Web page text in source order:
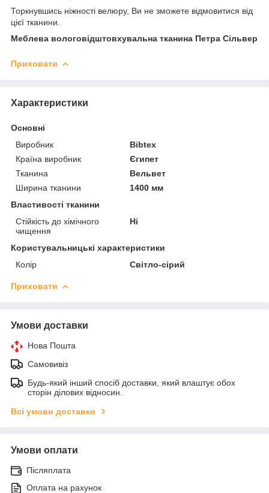
Торкнувшись ніжності велюру, Ви не зможете відмовитися від
цієї тканини.
Меблева вологовідштовхувальна тканина Петра Сільвер
Приховати
Характеристики
Основні
Виробник
Bibtex
Країна виробник
Єгипет
Тканина
Вельвет
Ширина тканини
1400 мм
Властивості тканини
Стійкість до хімічного
чищення
Ні
Користувальницькі характеристики
Колір
Світло-сірий
Приховати
Умови доставки
Нова Пошта
Самовивіз
Будь-який інший спосіб доставки, який влаштує обох
сторін ділових відносин.
Всі умови доставки
Умови оплати
Післяплата
Оплата на рахунок